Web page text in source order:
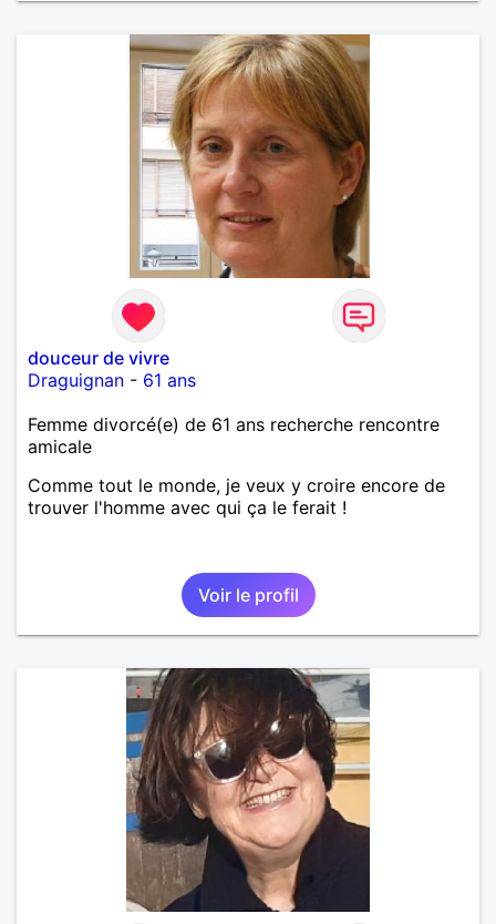
douceur de vivre
Draguignan - 61 ans
Femme divorcé(e) de 61 ans recherche rencontre
amicale
Comme tout le monde, je veux y croire encore de
trouver l'homme avec qui ça le ferait !
Voir le profil